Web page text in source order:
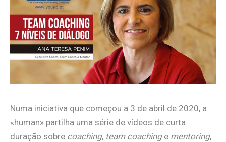
Numa iniciativa que começou a 3 de abril de 2020, a
«human» partilha uma série de vídeos de curta
duração sobre coaching, team coachinge mentoring,